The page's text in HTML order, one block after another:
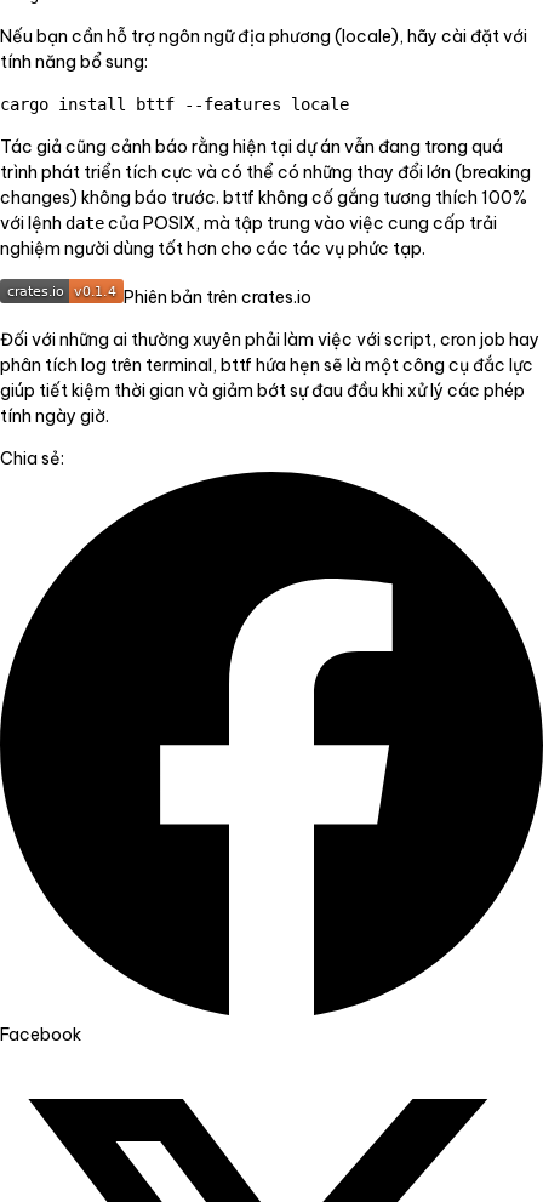
Nếu bạn cần hỗ trợ ngôn ngữ địa phương (locale), hãy cài đặt với
tính năng bổ sung:
Tác giả cũng cảnh báo rằng hiện tại dự án vẫn đang trong quá
trình phát triển tích cực và có thể có những thay đổi lớn (breaking
changes) không báo trước. bttf không cố gắng tương thích 100%
với lệnh datecủa POSIX, mà tập trung vào việc cung cấp trải
nghiệm người dùng tốt hơn cho các tác vụ phức tạp.
Phiên bản trên crates.io
Đối với những ai thường xuyên phải làm việc với script, cron job hay
phân tích log trên terminal, bttf hứa hẹn sẽ là một công cụ đắc lực
giúp tiết kiệm thời gian và giảm bớt sự đau đầu khi xử lý các phép
tính ngày giờ.
Chia sẻ:
Facebook